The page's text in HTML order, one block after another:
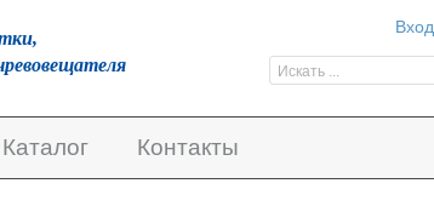
Каталог Контакты
Вход